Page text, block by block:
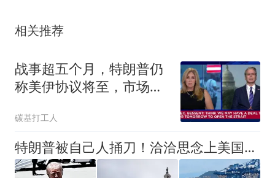
相关推荐
战事超五个月，特朗普仍
称美伊协议将至，市场为
碳基打工人
特朗普被自己人捅刀！洽洽思念上美国制裁榜，25个州反手起诉